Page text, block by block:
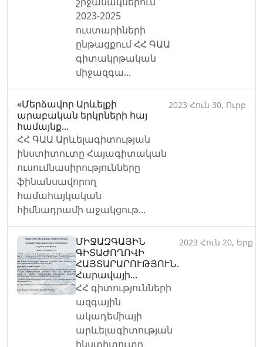
2023-2025
ուստարիների
ընթացքում ՀՀ ԳԱԱ
գիտակրթական
միջազգա...
«Մերձավոր Արևելքի
արաբական երկրների հայ
համայնք...
ՀՀ ԳԱԱ Արևելագիտության
ինստիտուտը Հայագիտական
ուսումնասիրությունները
ֆինանսավորող
համահայկական
հիմնադրամի աջակցութ...
2023 Հուն 30, Ուրբ
ՄԻՋԱԶԳԱՅԻՆ
ԳԻՏԱԺՈՂՈՎԻ
ՀԱՅՏԱՐԱՐՈՒԹՅՈՒՆ.
Հարավայի...
ՀՀ գիտությունների
ազգային
ակադեմիայի
արևելագիտության
ինստիտուտը
2023 Հուն 20, Երք